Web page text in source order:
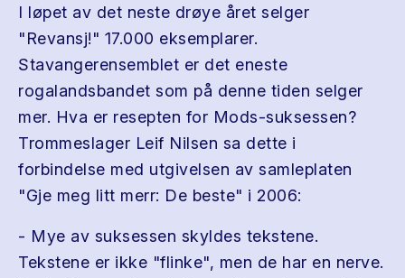
I løpet av det neste drøye året selger
"Revansj!" 17.000 eksemplarer.
Stavangerensemblet er det eneste
rogalandsbandet som på denne tiden selger
mer. Hva er resepten for Mods-suksessen?
Trommeslager Leif Nilsen sa dette i
forbindelse med utgivelsen av samleplaten
"Gje meg litt merr: De beste" i 2006:
- Mye av suksessen skyldes tekstene.
Tekstene er ikke "flinke", men de har en nerve.